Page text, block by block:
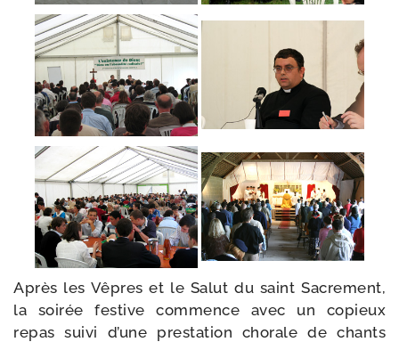
Après les Vêpres et le Salut du saint Sacrement,
la soi­rée fes­tive com­mence avec un copieux
repas sui­vi d’une pres­ta­tion cho­rale de chants